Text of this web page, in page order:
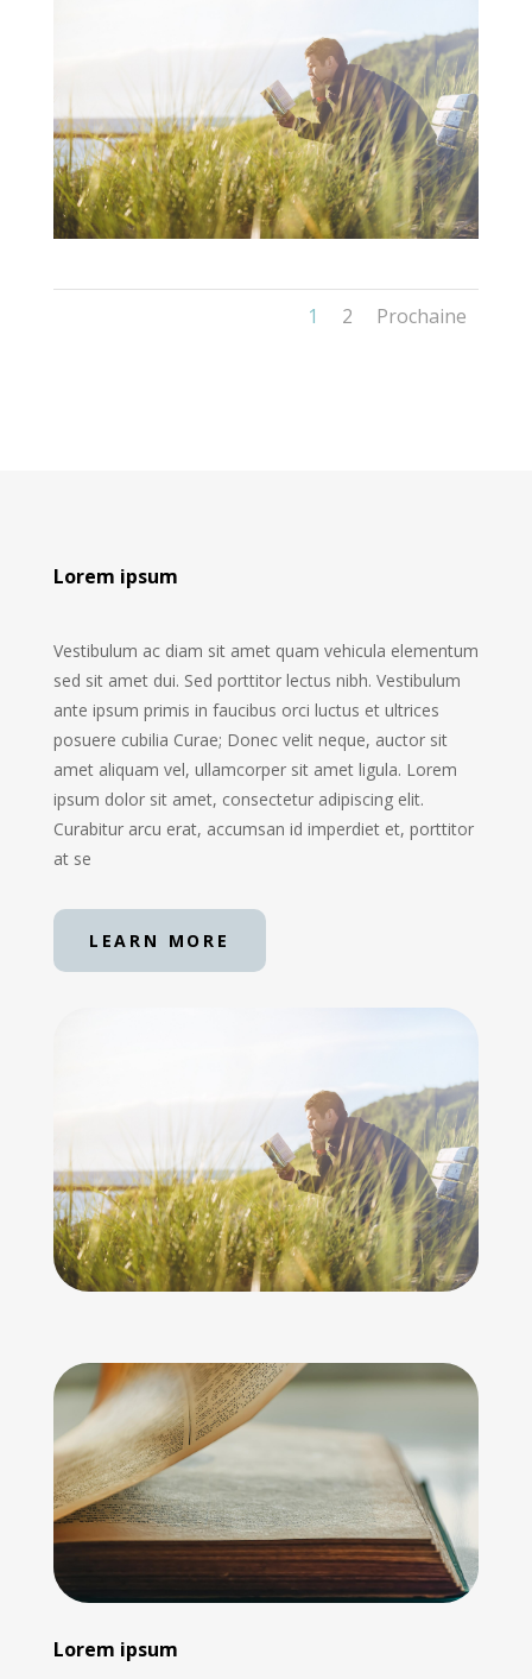
1 2 Prochaine
Lorem ipsum
Vestibulum ac diam sit amet quam vehicula elementum
sed sit amet dui. Sed porttitor lectus nibh. Vestibulum
ante ipsum primis in faucibus orci luctus et ultrices
posuere cubilia Curae; Donec velit neque, auctor sit
amet aliquam vel, ullamcorper sit amet ligula. Lorem
ipsum dolor sit amet, consectetur adipiscing elit.
Curabitur arcu erat, accumsan id imperdiet et, porttitor
at se
LEARN MORE
Lorem ipsum